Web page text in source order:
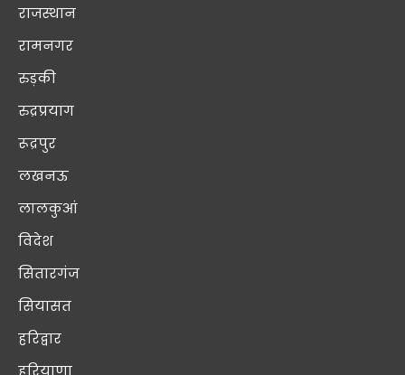
राजस्थान
रामनगर
रुड़की
रुद्रप्रयाग
रूद्रपुर
लखनऊ
लालकुआं
विदेश
सितारगंज
सियासत
हरिद्वार
हरियाणा